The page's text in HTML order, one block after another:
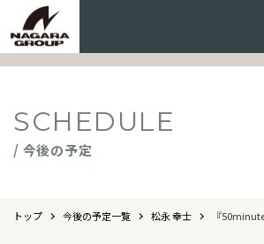
SCHEDULE
/ 今後の予定
トップ 今後の予定一覧 松永 幸士 『